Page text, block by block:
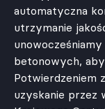
automatyczna
utrzymanie
betonowych,
Potwierdzeniem
uzyskanie przez